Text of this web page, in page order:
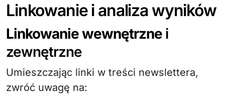
Linkowanie i analiza wyników
Linkowanie wewnętrznei
zewnętrzne
Umieszczając linki w treści newslettera,
zwróć uwagę na: